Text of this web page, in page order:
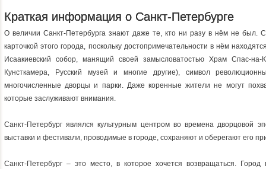
Краткая информация о Санкт-Петербурге
О величии Санкт-Петербурга знают даже те, кто ни разу в нём не был.
карточкой этого города, поскольку достопримечательности в нём
Исаакиевский собор, манящий своей замысловатостью Храм Спас-
Кунсткамера, Русский музей и многие другие), символ
многочисленные дворцы и парки. Даже коренные жители не могут
которые заслуживают внимания.
Санкт-Петербург являлся культурным центром во времена дворцовой
выставки и фестивали, проводимые в городе, сохраняют и оберегают его
Санкт-Петербург – это место, в которое хочется возвращаться. Город